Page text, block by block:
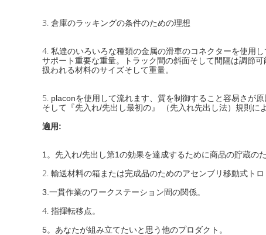
3. 倉庫のラッキングの条件のための理想
4. 私達のいろいろな種類の金属の滑車のコネクターを使用
サポート重要な重量。トラック間の斜面そして間隔は調節
扱われる材料のサイズそして重量。
5. placonを使用して流れます、質を制御すること容易さが
そして『先入れ/先出し最初の』 （先入れ先出し法）規則に
適用:
1。 先入れ/先出し第1の効果を達成するために商品の貯蔵の
2. 輸送材料の箱または完成品のためのアセンブリ移動式トロ
3.一貫作業のワークステーション間の関係。
4. 指揮転移点。
5。あなたが組み立てたいと思う他のプロダクト。